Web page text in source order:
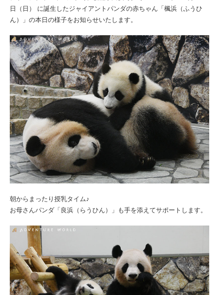
日（日） に誕生したジャイアントパンダの赤ちゃん「楓浜（ふうひ
ん）」の本日の様子をお知らせいたします。
朝からまったり授乳タイム♪
お母さんパンダ「良浜（らうひん）」も手を添えてサポートします。